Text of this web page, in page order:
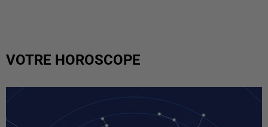
VOTRE HOROSCOPE